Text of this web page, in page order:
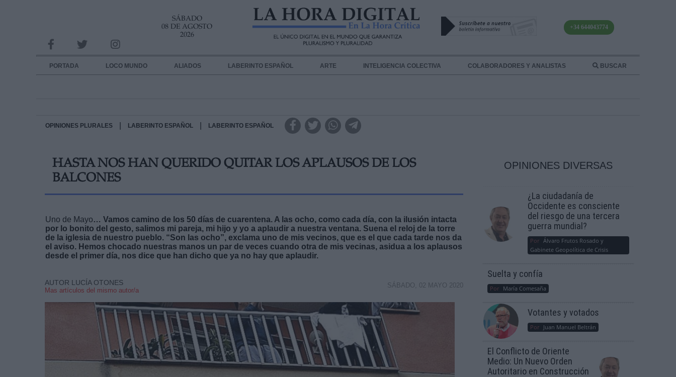
SÁBADO
08 DE AGOSTO
2026
+34 644043774
PORTADA LOCO MUNDO ALIADOS LABERINTO ESPAÑOL ARTE INTELIGENCIA COLECTIVA COLABORADORES Y ANALISTAS BUSCAR
OPINIONES PLURALES LABERINTO ESPAÑOL LABERINTO ESPAÑOL
HASTA NOS HAN QUERIDO QUITAR LOS APLAUSOS DE LOS
BALCONES
Uno de Mayo… Vamos camino de los 50 días de cuarentena. A las ocho, como cada día, con la ilusión intacta
por lo bonito del gesto, salimos mi pareja, mi hijo y yo a aplaudir a nuestra ventana. Suena el reloj de la torre
de la iglesia de nuestro pueblo. “Son las ocho”, exclama uno de mis vecinos, que es el que cada tarde nos da
el aviso. Hemos chocado nuestras manos un par de veces cuando otra de mis vecinas, asidua a los aplausos
desde el primer día, nos dice que han dicho que ya no hay que aplaudir.
AUTOR LUCÍA OTONES
Mas artículos del mismo autor/a
SÁBADO, 02 MAYO 2020
OPINIONES DIVERSAS
¿La ciudadanía de
Occidente es consciente
del riesgo de una tercera
guerra mundial?
Por Álvaro Frutos Rosado y
Gabinete Geopolítica de Crisis
Suelta y confía
Por María Comesaña
Votantes y votados
Por Juan Manuel Beltrán
El Conflicto de Oriente
Medio: Un Nuevo Orden
Autoritario en Construcción
INFORMACION SOBRE LA PROTECCIÓN DE TUS DATOS
Responsable:
Destinatarios:
link
Información adicional
link